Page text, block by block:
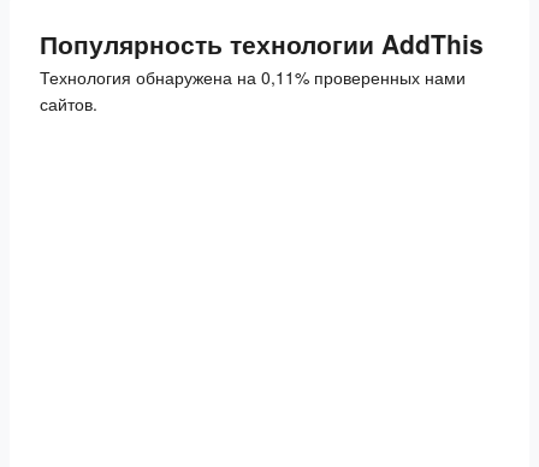
Популярность технологии AddThis
Технология обнаружена на 0,11% проверенных нами
сайтов.